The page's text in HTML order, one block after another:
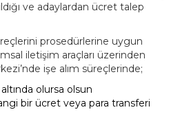
ve adaylardan ücret talep
prosedürlerine uygun
iletişim araçları üzerinden
işe alım süreçlerinde;
olursa olsun
bir ücret veya para transferi